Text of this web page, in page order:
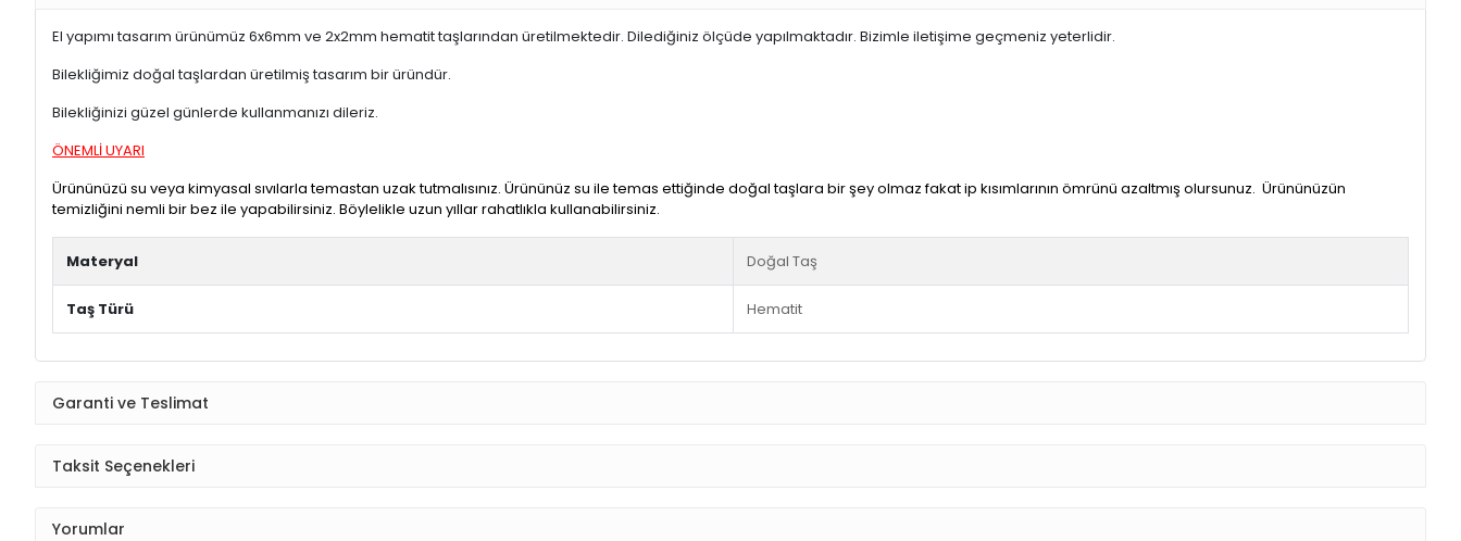
El yapımı tasarım ürünümüz 6x6mm ve 2x2mm hematit taşlarından üretilmektedir. Dilediğiniz ölçüde yapılmaktadır. Bizimle iletişime geçmeniz yeterlidir.
Bilekliğimiz doğal taşlardan üretilmiş tasarım bir üründür.
Bilekliğinizi güzel günlerde kullanmanızı dileriz.
ÖNEMLİ UYARI
Ürününüzü su veya kimyasal sıvılarla temastan uzak tutmalısınız. Ürününüz su ile temas ettiğinde doğal taşlara bir şey olmaz fakat ip kısımlarının ömrünü azaltmış olursunuz. Ürününüzün
temizliğini nemli bir bez ile yapabilirsiniz. Böylelikle uzun yıllar rahatlıkla kullanabilirsiniz.
Materyal Doğal Taş
Taş Türü Hematit
Garanti ve Teslimat
Taksit Seçenekleri
Yorumlar